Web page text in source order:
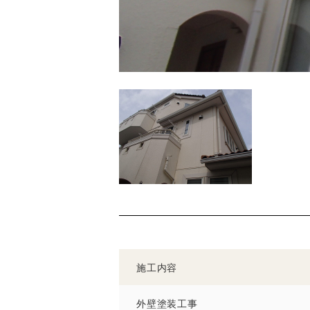
施工内容
外壁塗装工事